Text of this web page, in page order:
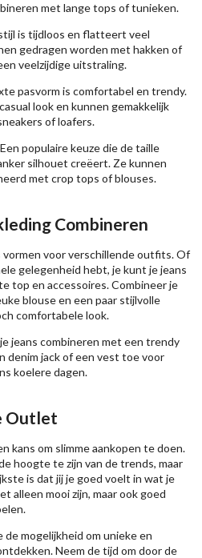
met lange tops of tunieken.
is tijdloos en flatteert veel
gedragen worden met hakken of
veelzijdige uitstraling.
pasvorm is comfortabel en trendy.
look en kunnen gemakkelijk
of loafers.
populaire keuze die de taille
silhouet creëert. Ze kunnen
met crop tops of blouses.
Combineren
vormen voor verschillende outfits. Of
gelegenheid hebt, je kunt je jeans
top en accessoires. Combineer je
blouse en een paar stijlvolle
comfortabele look.
jeans combineren met een trendy
denim jack of een vest toe voor
koelere dagen.
Outlet
kans om slimme aankopen te doen.
hoogte te zijn van de trends, maar
is dat jij je goed voelt in wat je
alleen mooi zijn, maar ook goed
mogelijkheid om unieke en
Neem de tijd om door de